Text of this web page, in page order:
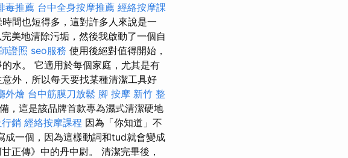
毒推薦 台中全身按摩推薦 經絡按摩課
間也短得多，這對許多人來說是一
美地清除污垢，然後我啟動了一個自
證照 seo服務 使用後絕對值得開始，
水。 它適用於每個家庭，尤其是有
外，所以每天要找某種清潔工具好
外燴 台中筋膜刀放鬆 腳 按摩 新竹 整
，這是該品牌首款專為濕式清潔硬地
銷 經絡按摩課程 因為「你知道」不
成一個，因為這樣動詞和tud就會變成
正傳》中的丹中尉。 清潔完畢後，